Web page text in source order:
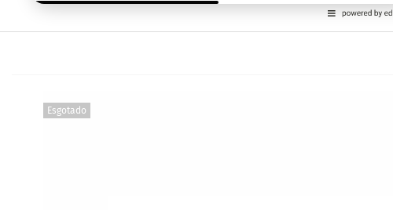
Esgotado